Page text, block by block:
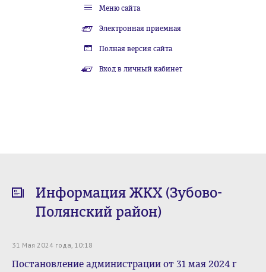
Меню сайта
Электронная приемная
Полная версия сайта
Вход в личный кабинет
Информация ЖКХ (Зубово-
Полянский район)
31 Мая 2024 года, 10:18
Постановление администрации от 31 мая 2024 г